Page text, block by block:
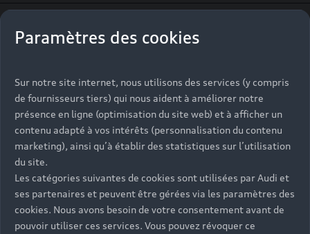
Vitesse maximum
Autonomie jusqu'à
80Km
Paramètres des cookies
Sur notre site internet, nous utilisons des services (y compris
de fournisseurs tiers) qui nous aident à améliorer notre
présence en ligne (optimisation du site web) et à afficher un
contenu adapté à vos intérêts (personnalisation du contenu
marketing), ainsi qu’à établir des statistiques sur l’utilisation
du site.
Les catégories suivantes de cookies sont utilisées par Audi et
ses partenaires et peuvent être gérées via les paramètres des
cookies. Nous avons besoin de votre consentement avant de
pouvoir utiliser ces services. Vous pouvez révoquer ce